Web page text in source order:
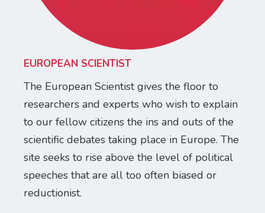
EUROPEAN SCIENTIST
The European Scientist gives the floor to
researchers and experts who wish to explain
to our fellow citizens the ins and outs of the
scientific debates taking place in Europe. The
site seeks to rise above the level of political
speeches that are all too often biased or
reductionist.